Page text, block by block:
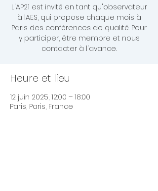
L'AP21 est invité en tant qu'observateur
à lAES, qui propose chaque mois à
Paris des conférences de qualité. Pour
y participer, être membre et nous
contacter à l'avance.
Heure et lieu
12 juin 2025, 12:00 – 18:00
Paris, Paris, France